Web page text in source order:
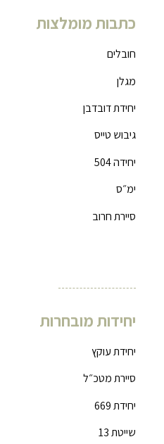
כתבות מומלצות
חובלים
מגלן
יחידת דובדבן
גיבוש טייס
יחידה 504
ימ״ס
סיירת חרוב
יחידות מובחרות
יחידת עוקץ
סיירת מטכ״ל
יחידת 669
שייטת 13